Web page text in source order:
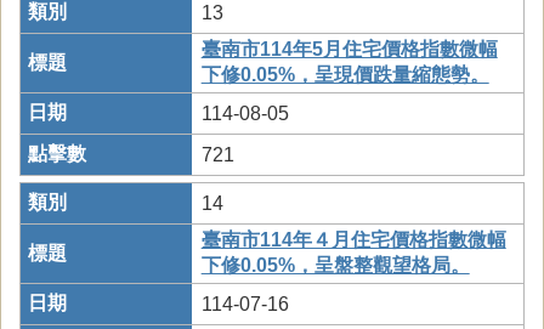
13
臺南市114年5月住宅價格指數微幅
下修0.05%，呈現價跌量縮態勢。
114-08-05
721
14
臺南市114年４月住宅價格指數微幅
下修0.05%，呈盤整觀望格局。
114-07-16